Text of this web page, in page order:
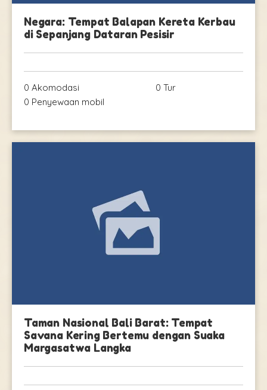
Negara: Tempat Balapan Kereta Kerbau
di Sepanjang Dataran Pesisir
0 Akomodasi
0 Tur
0 Penyewaan mobil
Taman Nasional Bali Barat: Tempat
Savana Kering Bertemu dengan Suaka
Margasatwa Langka